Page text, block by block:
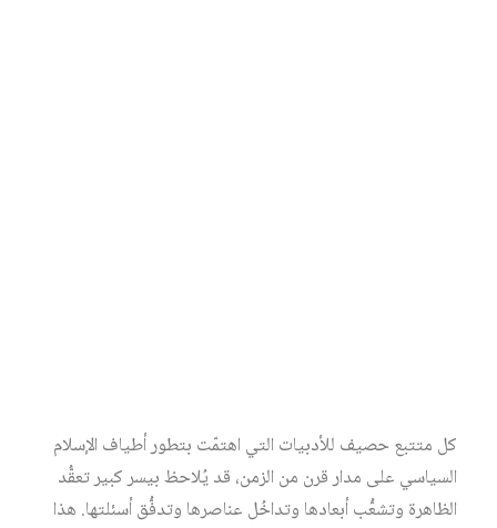
كل متتبع حصيف للأدبيات التي اهتمّت بتطور أطياف الإسلام
السياسي على مدار قرن من الزمن، قد يُلاحظ بيسر كبير تعقُّد
الظاهرة وتشعُّب أبعادها وتداخُل عناصرها وتدفُّق أسئلتها. هذا